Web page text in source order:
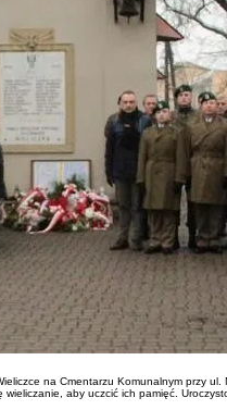
na Cmentarzu Komunalnym przy
aby uczcić ich pamięć.